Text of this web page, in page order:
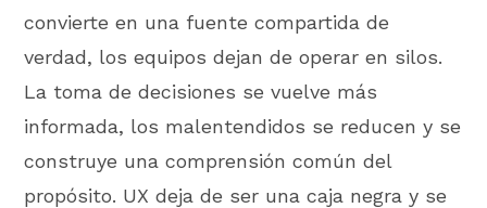
convierte en una fuente compartida de
verdad, los equipos dejan de operar en silos.
La toma de decisiones se vuelve más
informada, los malentendidos se reducen y se
construye una comprensión común del
propósito. UX deja de ser una caja negra y se